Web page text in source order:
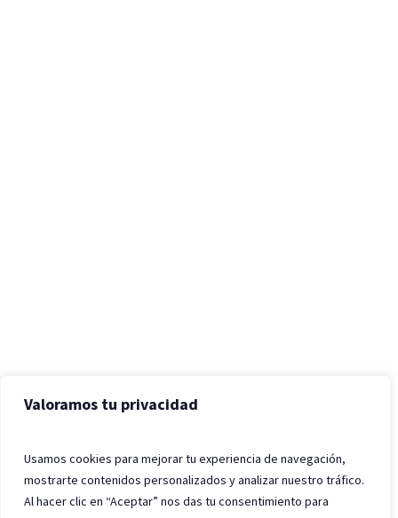
Valoramos tu privacidad
Usamos cookies para mejorar tu experiencia de navegación,
mostrarte contenidos personalizados y analizar nuestro tráfico.
Al hacer clic en “Aceptar” nos das tu consentimiento para